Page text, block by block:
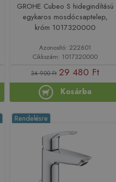
GROHE Cubeo S hidegindítású
egykaros mosdócsaptelep,
króm 1017320000
Azonosító: 222601
Cikkszám: 1017320000
34 900 Ft 29 480 Ft
Kosárba
Rendelésre